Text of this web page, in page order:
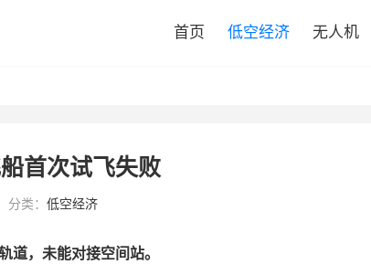
首页 低空经济 无人机
首次试飞失败
分类： 低空经济
道，未能对接空间站。